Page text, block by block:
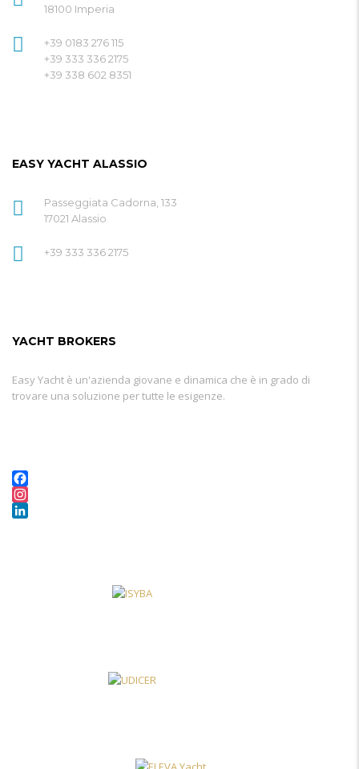
18100 Imperia
+39 0183 276 115
+39 333 336 2175
+39 338 602 8351
EASY YACHT ALASSIO
Passeggiata Cadorna, 133
17021 Alassio
+39 333 336 2175
YACHT BROKERS
Easy Yacht è un'azienda giovane e dinamica che è in grado di
trovare una soluzione per tutte le esigenze.
Facebook
Instagram